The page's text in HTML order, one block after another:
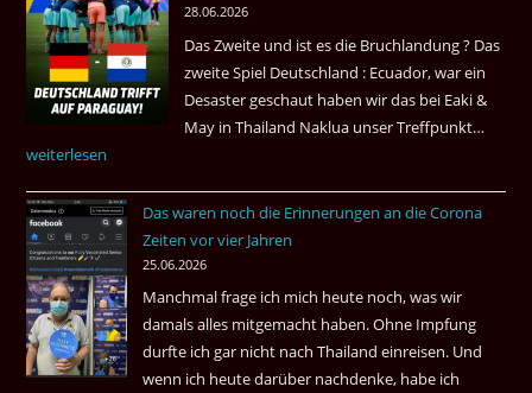
28.06.2026
Das Zweite und ist es die Bruchlandung ? Das
zweite Spiel Deutschland : Ecuador, war ein
Desaster geschaut haben wir das bei Eaki &
May in Thailand Naklua unser Treffpunkt…
bei
weiterlesen
Das waren noch die Erinnerungen an die Corona
Zeiten vor vier Jahren
25.06.2026
Manchmal frage ich mich heute noch, was wir
damals alles mitgemacht haben. Ohne Impfung
durfte ich gar nicht nach Thailand einreisen. Und
wenn ich heute darüber nachdenke, habe ich